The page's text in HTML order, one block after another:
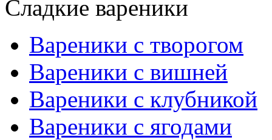
Сладкие вареники
Вареники с творогом
Вареники с вишней
Вареники с клубникой
Вареники с ягодами